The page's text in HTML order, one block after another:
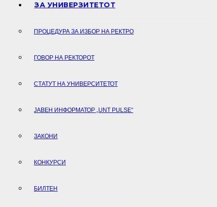
ЗА УНИВЕРЗИТЕТОТ
ПРОЦЕДУРА ЗА ИЗБОР НА РЕКТРО
ГОВОР НА РЕКТОРОТ
СТАТУТ НА УНИВЕРСИТЕТОТ
ЈАВЕН ИНФОРМАТОР „UNT PULSE“
ЗАКОНИ
КОНКУРСИ
БИЛТЕН